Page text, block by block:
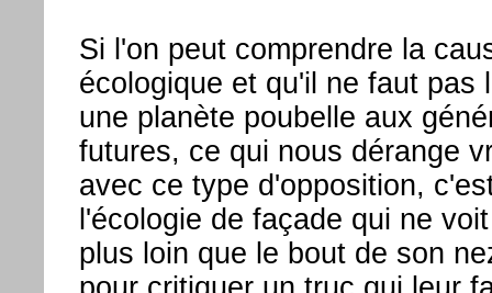
Si l'on peut comprendre la
écologique et qu'il ne faut pas
une planète poubelle aux
futures, ce qui nous dérange
avec ce type d'opposition,
l'écologie de façade qui ne
plus loin que le bout de son